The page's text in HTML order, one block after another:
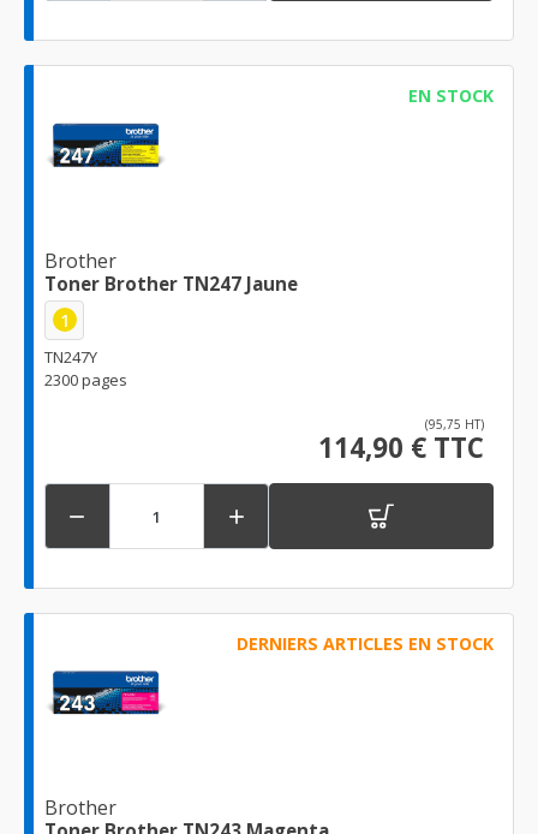
EN STOCK
Brother
Toner Brother TN247 Jaune
1
TN247Y
2300 pages
(95,75 HT)
114,90 € TTC
 
DERNIERS ARTICLES EN STOCK
Brother